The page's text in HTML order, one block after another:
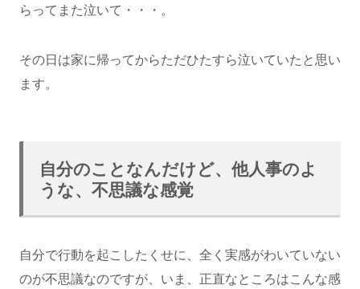
らってまた泣いて・・・。
その日は家に帰ってからただひたすら泣いていたと思い
ます。
自分のことなんだけど、他人事のよ
うな、不思議な感覚
自分で行動を起こしたくせに、全く実感がわいていない
のが不思議なのですが、いま、正直なところはこんな感